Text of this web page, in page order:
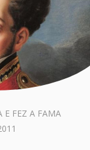
E FEZ A FAMA